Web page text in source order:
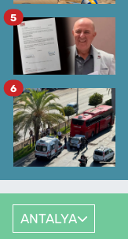
5
6
ANTALYA